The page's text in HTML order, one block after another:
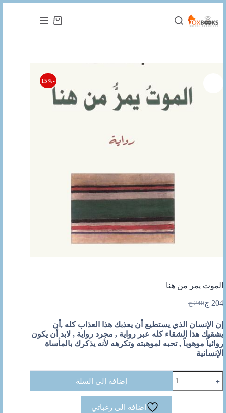
المحتوى
عربة
-15%
الموت يمر من هنا
240 ج
السعر
هو:
240 ج.
204 جالسعر
هو:
204 ج.
إن الإنسان الذي يستطيع أن يعذبك هذا العذاب كله ,أن
يشقيك هذا الشقاء كله عبر رواية , مجرد رواية , لابد أن يكون
روائياً موهوباً , تحبه لموهبته وتكرهه لأنه يذكرك بالمأساة
الإنسانية
الموت
يمر
إضافة إلى السلة
اضافة الى رغباتي